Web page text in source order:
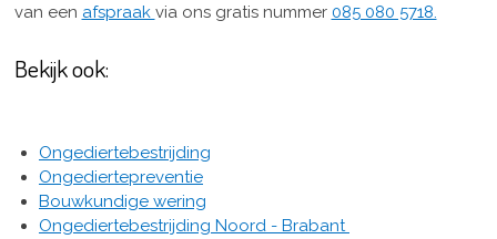
van een afspraak via ons gratis nummer 085 080 5718.
Bekijk ook:
Ongediertebestrijding
Ongediertepreventie
Bouwkundige wering
Ongediertebestrijding Noord - Brabant